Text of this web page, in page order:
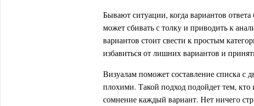
Бывают ситуации, когда вариантов
может сбивать с толку и приводить к
вариантов стоит свести к простым
избавиться от лишних вариантов и
Визуалам поможет составление списка с
плохими. Такой подход подойдет тем,
сомнение каждый вариант. Нет ничего